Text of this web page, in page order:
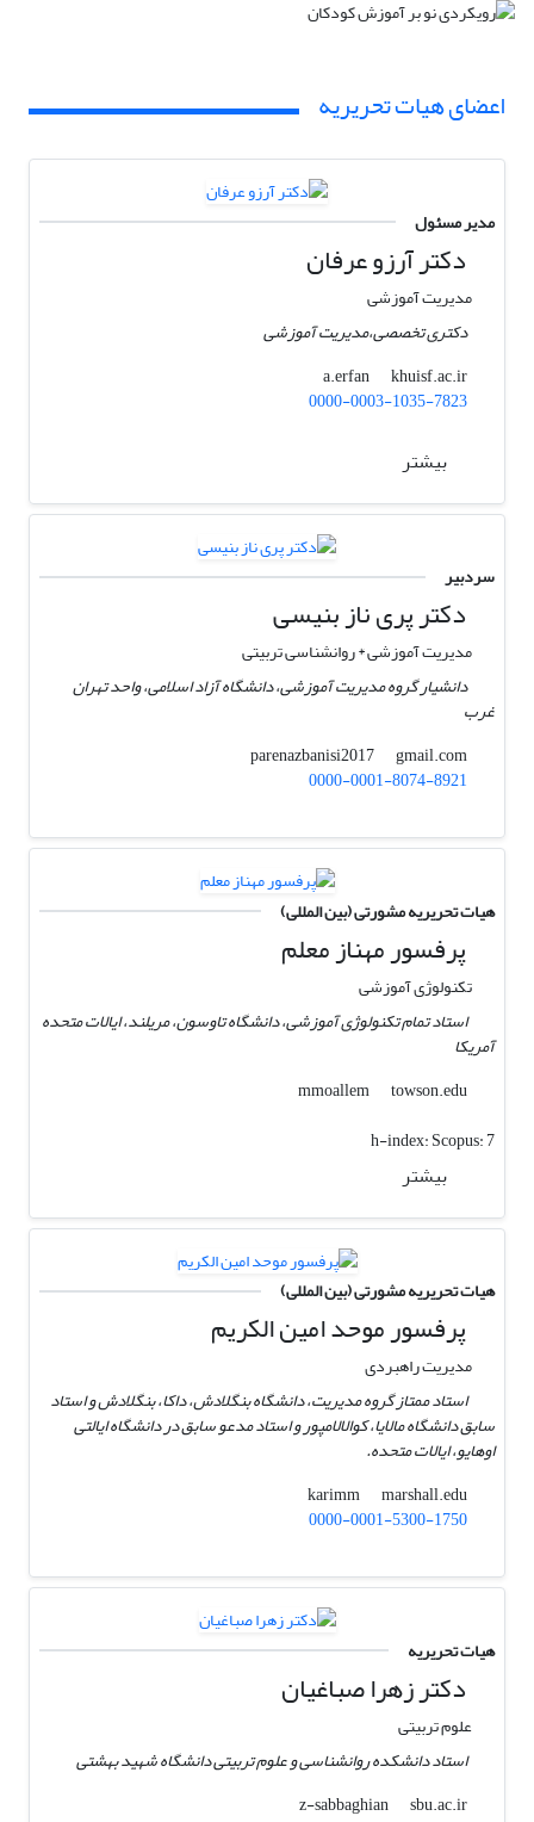
اعضای هیات تحریریه
مدیر مسئول
دکتر آرزو عرفان
مدیریت آموزشی
دکتری تخصصی،مدیریت آموزشی
a.erfan
khuisf.ac.ir
0000-0003-1035-7823
بیشتر
سردبیر
دکتر پری ناز بنیسی
مدیریت آموزشی * روانشناسی تربیتی
دانشیار گروه مدیریت آموزشی، دانشگاه آزاد اسلامی، واحد تهران
غرب
parenazbanisi2017
gmail.com
0000-0001-8074-8921
هیات تحریریه مشورتی (بین المللی)
پرفسور مهناز معلم
تکنولوژی آموزشی
استاد تمام تکنولوژی آموزشی، دانشگاه تاوسون، مریلند، ایالات متحده
آمریکا
mmoallem
towson.edu
h-index:Scopus: 7
بیشتر
هیات تحریریه مشورتی (بین المللی)
پرفسور موحد امین الکریم
مدیریت راهبردی
استاد ممتاز گروه مدیریت، دانشگاه بنگلادش، داکا، بنگلادش و استاد
سابق دانشگاه مالایا، کوالالامپور و استاد مدعو سابق در دانشگاه ایالتی
اوهایو، ایالات متحده.
karimm
marshall.edu
0000-0001-5300-1750
هیات تحریریه
دکتر زهرا صباغیان
علوم تربیتی
استاد دانشکده روانشناسی و علوم تربیتی دانشگاه شهید بهشتی
z-sabbaghian
sbu.ac.ir